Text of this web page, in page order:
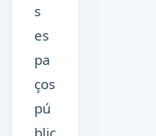
s
es
pa
ços
pú